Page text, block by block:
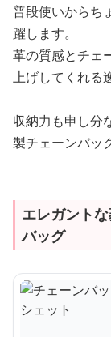
普段使いからち
躍します。
革の質感とチェ
上げしてくれる
収納力も申し分
製チェーンバッ
エレガント
バッグ